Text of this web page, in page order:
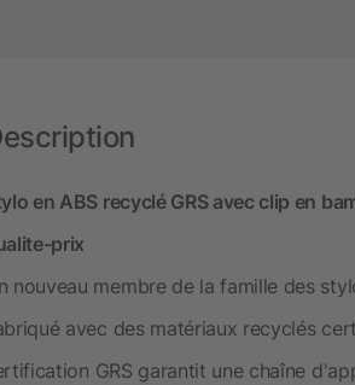
en ABS recyclé GRS avec clip en
prix
nouveau membre de la famille des
avec des matériaux recyclés
GRS garantit une chaîne